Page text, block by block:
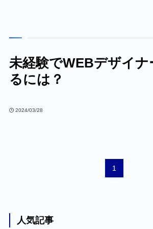
未経験でWEBデザイナ
るには？
2024/03/28
1
人気記事